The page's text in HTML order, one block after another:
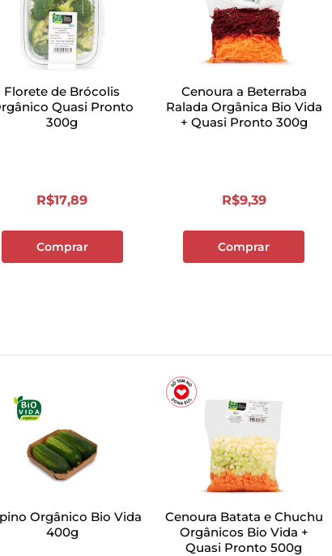
Florete de Brócolis
Quasi Pronto
300g
R$17,89
Comprar
Cenoura a Beterraba
Ralada Orgânica Bio Vida
+ Quasi Pronto 300g
R$9,39
Comprar
Orgânico Bio Vida
400g
Cenoura Batata e Chuchu
Orgânicos Bio Vida +
Quasi Pronto 500g